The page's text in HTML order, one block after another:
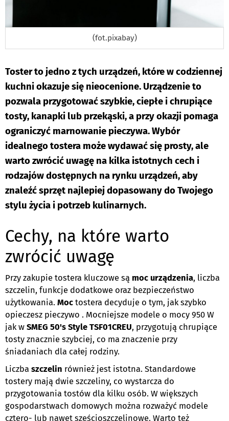
(fot.pixabay)
Toster to jedno z tych urządzeń, które w codziennej
kuchni okazuje się nieocenione. Urządzenie to
pozwala przygotować szybkie, ciepłe i chrupiące
tosty, kanapki lub przekąski, a przy okazji pomaga
ograniczyć marnowanie pieczywa. Wybór
idealnego tostera może wydawać się prosty, ale
warto zwrócić uwagę na kilka istotnych cech i
rodzajów dostępnych na rynku urządzeń, aby
znaleźć sprzęt najlepiej dopasowany do Twojego
stylu życia i potrzeb kulinarnych.
Cechy, na które warto
zwrócić uwagę
Przy zakupie tostera kluczowe są moc urządzenia, liczba
szczelin, funkcje dodatkowe oraz bezpieczeństwo
użytkowania. Moc tostera decyduje o tym, jak szybko
opieczesz pieczywo . Mocniejsze modele o mocy 950 W
jak w SMEG 50's Style TSF01CREU, przygotują chrupiące
tosty znacznie szybciej, co ma znaczenie przy
śniadaniach dla całej rodziny.
Liczba szczelin również jest istotna. Standardowe
tostery mają dwie szczeliny, co wystarcza do
przygotowania tostów dla kilku osób. W większych
gospodarstwach domowych można rozważyć modele
cztero- lub nawet sześcioszczelinowe. Warto też